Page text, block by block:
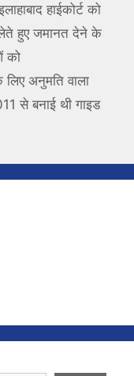
हाईकोर्ट को
लेते हुए जमानत देने के
को
लिए अनुमति वाला
से बनाई थी गाइड